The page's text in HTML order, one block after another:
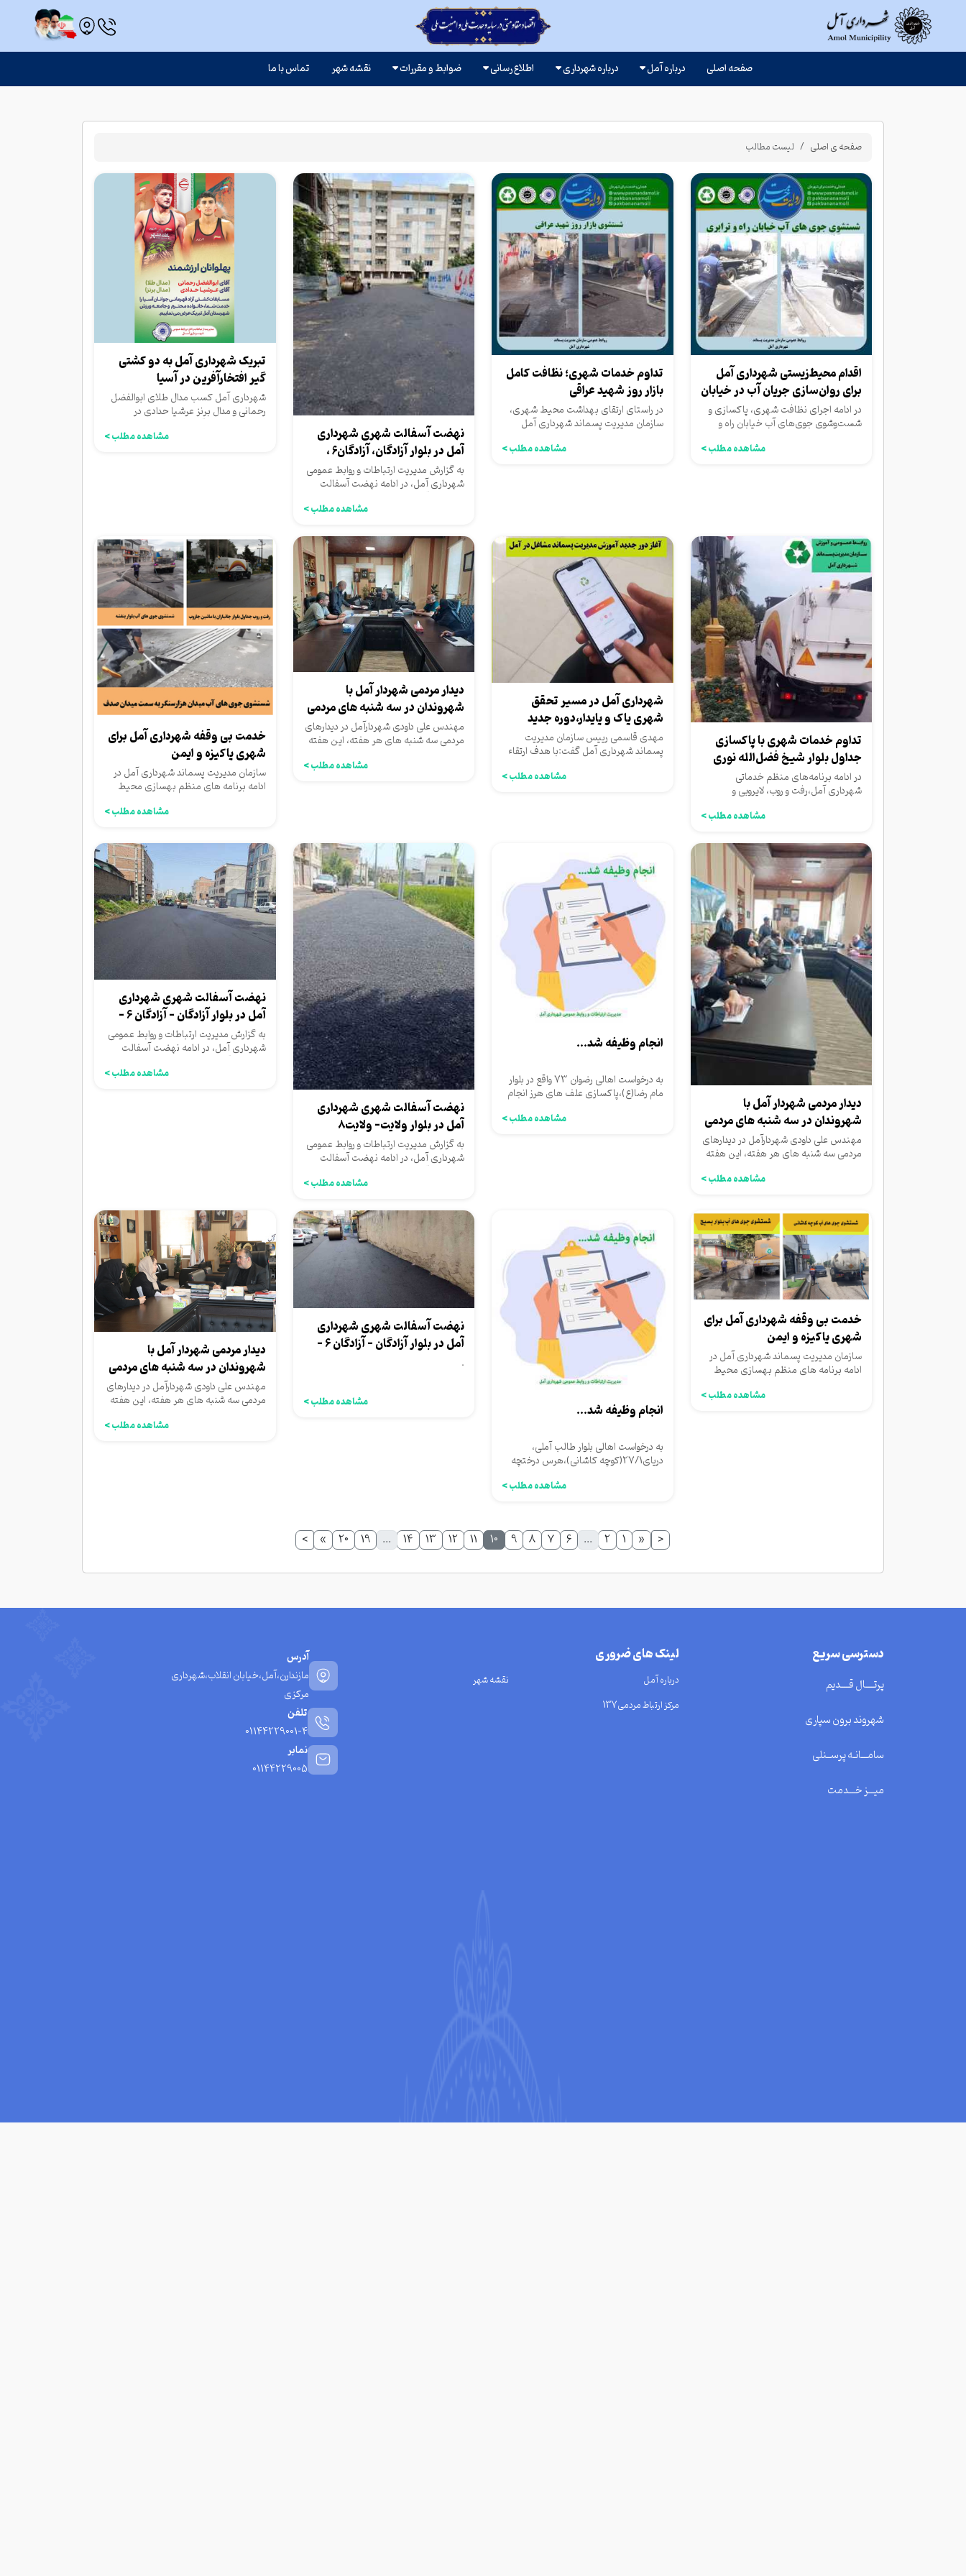
صفحه اصلی درباره آمل درباره شهرداری اطلاع رسانی ضوابط و مقررات نقشه شهر تماس با ما
صفحه ی اصلی لیست مطالب
اقدام محیط‌زیستی شهرداری آمل
برای روان‌سازی جریان آب در خیابان
راه...
در ادامه اجرای نظافت شهری، پاکسازی و
شست‌وشوی جوی‌های آب خیابان راه و
مشاهده مطلب >
تداوم خدمات شهری؛ نظافت کامل
بازار روز شهید عراقی
در راستای ارتقای بهداشت محیط شهری،
سازمان مدیریت پسماند شهرداری آمل
مشاهده مطلب >
نهضت آسفالت شهری شهرداری
آمل در بلوار آزادگان، آزادگان6 ،
گلستان1
به گزارش مدیریت ارتباطات و روابط عمومی
شهرداری آمل، در ادامه نهضت آسفالت
شهرداری آمل ازسوی معاونت...
مشاهده مطلب >
تبریک شهرداری آمل به دو کشتی
گیر افتخارآفرین در آسیا
شهرداری آمل کسب مدال طلای ابوالفضل
رحمانی و مدال برنز عرشیا حدادی در
مسابقات کشتی آزاد قهرمانی...
مشاهده مطلب >
تداوم خدمات شهری با پاکسازی
جداول بلوار شیخ فضل‌الله نوری
در ادامه برنامه‌های منظم خدماتی
شهرداری آمل،رفت‌ و روب، لایروبی و
مشاهده مطلب >
شهرداری آمل در مسیر تحقق
شهری پاک و پایدار،دوره جدید
آموزش مدیریت...
مهدی قاسمی رییس سازمان مدیریت
پسماند شهرداری آمل گفت:با هدف ارتقاء
سطح آگاهی عمومی در حوزه مدیریت...
مشاهده مطلب >
دیدار مردمی شهردار آمل با
شهروندان در سه شنبه های مردمی
مهندس علی داودی شهردارآمل در دیدارهای
مردمی سه شنبه های هر هفته، این هفته
مشاهده مطلب >
خدمت بی وقفه شهرداری آمل برای
شهری پاکیزه و ایمن
سازمان مدیریت پسماند شهرداری آمل در
ادامه برنامه های منظم بهسازی محیط
شهری، اقدام به لایروبی جوی...
مشاهده مطلب >
دیدار مردمی شهردار آمل با
شهروندان در سه شنبه های مردمی
مهندس علی داودی شهردارآمل در دیدارهای
مردمی سه شنبه های هر هفته، این هفته
مشاهده مطلب >
انجام وظیفه شد...
به درخواست اهالی رضوان 73 واقع در بلوار
مام رضا(ع)،پاکسازی علف های هرز انجام
مشاهده مطلب > نهضت آسفالت شهری شهرداری
آمل در بلوار ولایت- ولایت8
بهار23
به گزارش مدیریت ارتباطات و روابط عمومی
شهرداری آمل، در ادامه نهضت آسفالت
شهرداری آمل ازسوی معاونت...
مشاهده مطلب >
نهضت آسفالت شهری شهرداری
آمل در بلوار آزادگان - آزادگان ۶ -
گلستان...
به گزارش مدیریت ارتباطات و روابط عمومی
شهرداری آمل، در ادامه نهضت آسفالت
شهرداری آمل ازسوی معاونت...
مشاهده مطلب >
خدمت بی وقفه شهرداری آمل برای
شهری پاکیزه و ایمن
سازمان مدیریت پسماند شهرداری آمل در
ادامه برنامه های منظم بهسازی محیط
مشاهده مطلب >
انجام وظیفه شد...
به درخواست اهالی بلوار طالب آملی،
دریای27/1(کوچه کاشانی)،هرس درختچه
مشاهده مطلب >
نهضت آسفالت شهری شهرداری
آمل در بلوار آزادگان - آزادگان ۶ -
گلستان....
مشاهده مطلب >
دیدار مردمی شهردار آمل با
شهروندان در سه شنبه های مردمی
مهندس علی داودی شهردارآمل در دیدارهای
مردمی سه شنبه های هر هفته، این هفته
مشاهده مطلب >
<
«
1
2
...
6
7
8
9
10
11
12
13
14
...
19
20
»
>
دسترسی سریع
پرتــــال قــــدیم
شهروند برون سپاری
سامـــانـه پرســنلی
میـــز خـــدمت
لینک های ضروری
درباره آمل
نقشه شهر
مرکز ارتباط مردمی137
آدرس
مازندارن،آمل،خیابان انقلاب،شهرداری
مرکزی
تلفن
01144229001-4
نمابر
01144229005